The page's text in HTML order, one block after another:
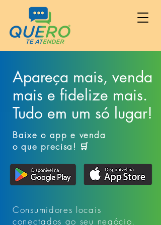
Apareça mais, venda
mais e fidelize mais.
Tudo em um só lugar!
Baixe o app e venda
o que precisa! 🛒
Consumidores locais
conectados ao seu negócio.